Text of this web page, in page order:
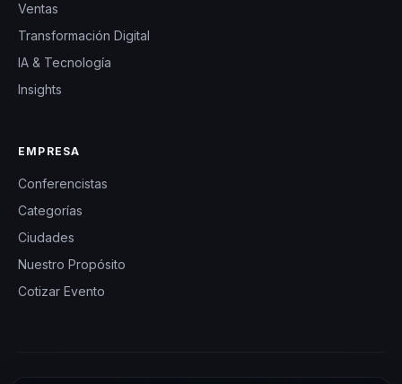
Ventas
Transformación Digital
IA & Tecnología
Insights
EMPRESA
Conferencistas
Categorías
Ciudades
Nuestro Propósito
Cotizar Evento